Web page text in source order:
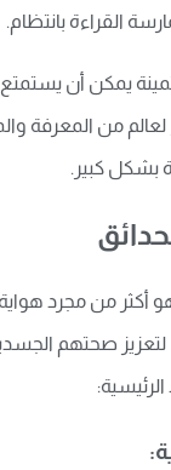
القراءة بانتظام.
يمكن أن يستمتع
من المعرفة
بشكل كبير.
أكثر من مجرد
صحتهم